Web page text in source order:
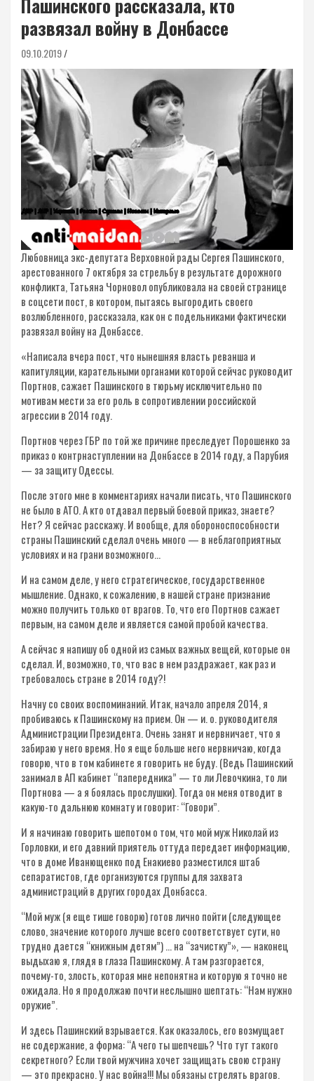
Пашинского рассказала, кто
развязал войну в Донбассе
09.10.2019
Любовница экс-депутата Верховной рады Сергея Пашинского,
арестованного 7 октября за стрельбу в результате дорожного
конфликта, Татьяна Чорновол опубликовала на своей странице
в соцсети пост, в котором, пытаясь выгородить своего
возлюбленного, рассказала, как он с подельниками фактически
развязал войну на Донбассе.
«Написала вчера пост, что нынешняя власть реванша и
капитуляции, карательными органами которой сейчас руководит
Портнов, сажает Пашинского в тюрьму исключительно по
мотивам мести за его роль в сопротивлении российской
агрессии в 2014 году.
Портнов через ГБР по той же причине преследует Порошенко за
приказ о контрнаступлении на Донбассе в 2014 году, а Парубия
— за защиту Одессы.
После этого мне в комментариях начали писать, что Пашинского
не было в АТО. А кто отдавал первый боевой приказ, знаете?
Нет? Я сейчас расскажу. И вообще, для обороноспособности
страны Пашинский сделал очень много — в неблагоприятных
условиях и на грани возможного…
И на самом деле, у него стратегическое, государственное
мышление. Однако, к сожалению, в нашей стране признание
можно получить только от врагов. То, что его Портнов сажает
первым, на самом деле и является самой пробой качества.
А сейчас я напишу об одной из самых важных вещей, которые он
сделал. И, возможно, то, что вас в нем раздражает, как раз и
требовалось стране в 2014 году?!
Начну со своих воспоминаний. Итак, начало апреля 2014, я
пробиваюсь к Пашинскому на прием. Он — и. о. руководителя
Администрации Президента. Очень занят и нервничает, что я
забираю у него время. Но я еще больше него нервничаю, когда
говорю, что в том кабинете я говорить не буду. (Ведь Пашинский
занимал в АП кабинет “папередника” — то ли Левочкина, то ли
Портнова — а я боялась прослушки). Тогда он меня отводит в
какую-то дальнюю комнату и говорит: “Говори”.
И я начинаю говорить шепотом о том, что мой муж Николай из
Горловки, и его давний приятель оттуда передает информацию,
что в доме Иванющенко под Енакиево разместился штаб
сепаратистов, где организуются группы для захвата
администраций в других городах Донбасса.
“Мой муж (я еще тише говорю) готов лично пойти (следующее
слово, значение которого лучше всего соответствует сути, но
трудно дается “книжным детям”) … на “зачистку”», — наконец
выдыхаю я, глядя в глаза Пашинскому. А там разгорается,
почему-то, злость, которая мне непонятна и которую я точно не
ожидала. Но я продолжаю почти неслышно шептать: “Нам нужно
оружие”.
И здесь Пашинский взрывается. Как оказалось, его возмущает
не содержание, а форма: “А чего ты шепчешь? Что тут такого
секретного? Если твой мужчина хочет защищать свою страну
— это прекрасно. У нас война!!! Мы обязаны стрелять врагов.